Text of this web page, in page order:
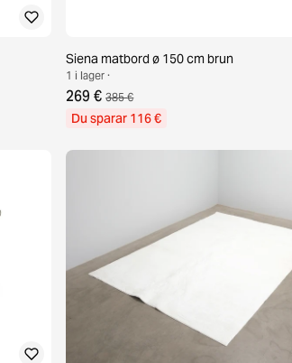
Siena matbord ø 150 cm brun
1 i lager ·
269 € 385 €
Du sparar 116 €